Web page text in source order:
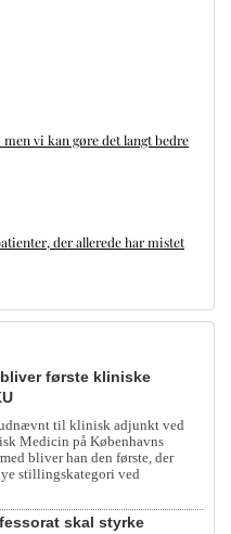
vi kan gøre det langt bedre
der allerede har mistet
første kliniske
til klinisk adjunkt ved
Medicin på Københavns
bliver han den første, der
stillingskategori ved
skal styrke